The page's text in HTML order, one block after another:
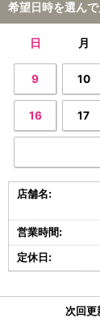
希望日時を選ん
日 月
9 10
16 17
店舗名:
営業時間:
定休日:
次回更